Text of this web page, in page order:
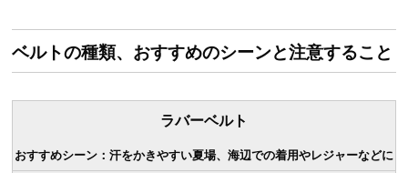
ベルトの種類、おすすめのシーンと注意すること
ラバーベルト
おすすめシーン：汗をかきやすい夏場、海辺での着用やレジャーなどに